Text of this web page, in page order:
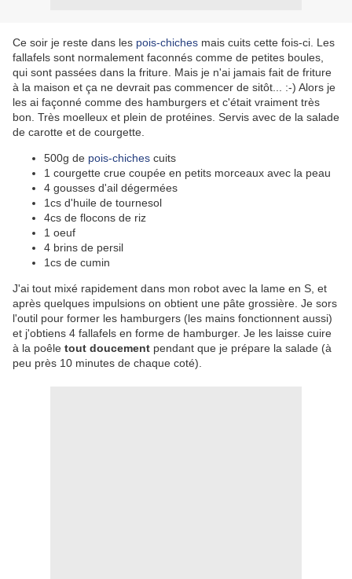
Ce soir je reste dans les pois-chiches mais cuits cette fois-ci. Les
fallafels sont normalement faconnés comme de petites boules,
qui sont passées dans la friture. Mais je n'ai jamais fait de friture
à la maison et ça ne devrait pas commencer de sitôt... :-) Alors je
les ai façonné comme des hamburgers et c'était vraiment très
bon. Très moelleux et plein de protéines. Servis avec de la salade
de carotte et de courgette.
500g de pois-chiches cuits
1 courgette crue coupée en petits morceaux avec la peau
4 gousses d'ail dégermées
1cs d'huile de tournesol
4cs de flocons de riz
1 oeuf
4 brins de persil
1cs de cumin
J'ai tout mixé rapidement dans mon robot avec la lame en S, et
après quelques impulsions on obtient une pâte grossière. Je sors
l'outil pour former les hamburgers (les mains fonctionnent aussi)
et j'obtiens 4 fallafels en forme de hamburger. Je les laisse cuire
à la poêle tout doucement pendant que je prépare la salade (à
peu près 10 minutes de chaque coté).